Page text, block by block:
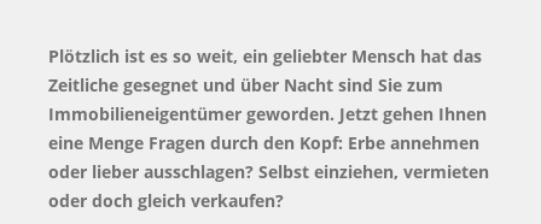
Plötzlich ist es so weit, ein geliebter Mensch hat das
Zeitliche gesegnet und über Nacht sind Sie zum
Immobilieneigentümer geworden. Jetzt gehen Ihnen
eine Menge Fragen durch den Kopf: Erbe annehmen
oder lieber ausschlagen? Selbst einziehen, vermieten
oder doch gleich verkaufen?